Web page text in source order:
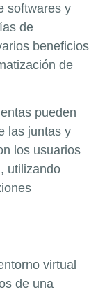
softwares y
de
beneficios
de
pueden
las juntas y
los usuarios
utilizando
virtual
de una